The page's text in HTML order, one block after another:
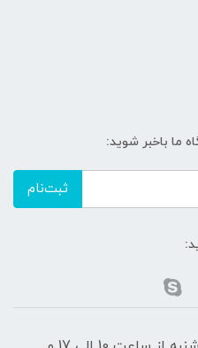
ما باخبر شوید:
ثبت‌نام